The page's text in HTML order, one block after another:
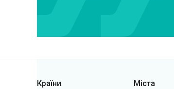
Категорії
Країни
Міста